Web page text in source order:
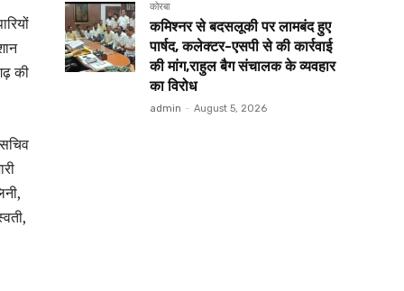
की
कोरबा
कमिश्नर से बदसलूकी पर लामबंद हुए
पार्षद, कलेक्टर-एसपी से की कार्रवाई
की मांग,राहुल बैग संचालक के व्यवहार
का विरोध
admin - August 5, 2026